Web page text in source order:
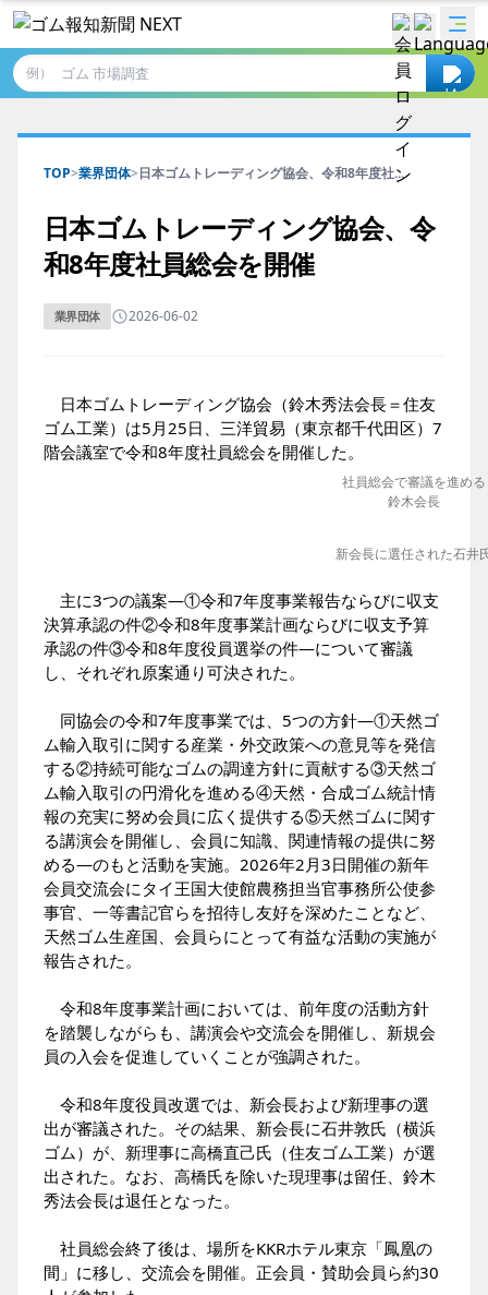
例）
TOP>業界団体>日本ゴムトレーディング協会、令和8年度社...
日本ゴムトレーディング協会、令
和8年度社員総会を開催
業界団体 2026-06-02
日本ゴムトレーディング協会（鈴木秀法会長＝住友
ゴム工業）は5月25日、三洋貿易（東京都千代田区）7
階会議室で令和8年度社員総会を開催した。
社員総会で審議を進める
鈴木会長
新会長に選任された石井
主に3つの議案―①令和7年度事業報告ならびに収支
決算承認の件②令和8年度事業計画ならびに収支予算
承認の件③令和8年度役員選挙の件―について審議
し、それぞれ原案通り可決された。
同協会の令和7年度事業では、5つの方針―①天然ゴ
ム輸入取引に関する産業・外交政策への意見等を発信
する②持続可能なゴムの調達方針に貢献する③天然ゴ
ム輸入取引の円滑化を進める④天然・合成ゴム統計情
報の充実に努め会員に広く提供する⑤天然ゴムに関す
る講演会を開催し、会員に知識、関連情報の提供に努
める―のもと活動を実施。2026年2月3日開催の新年
会員交流会にタイ王国大使館農務担当官事務所公使参
事官、一等書記官らを招待し友好を深めたことなど、
天然ゴム生産国、会員らにとって有益な活動の実施が
報告された。
令和8年度事業計画においては、前年度の活動方針
を踏襲しながらも、講演会や交流会を開催し、新規会
員の入会を促進していくことが強調された。
令和8年度役員改選では、新会長および新理事の選
出が審議された。その結果、新会長に石井敦氏（横浜
ゴム）が、新理事に高橋直己氏（住友ゴム工業）が選
出された。なお、高橋氏を除いた現理事は留任、鈴木
秀法会長は退任となった。
社員総会終了後は、場所をKKRホテル東京「鳳凰の
間」に移し、交流会を開催。正会員・賛助会員ら約30